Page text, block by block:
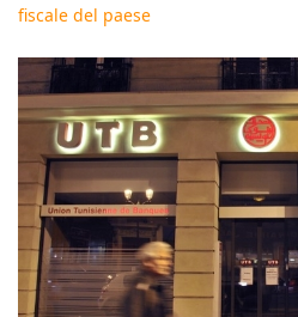
fiscale del paese